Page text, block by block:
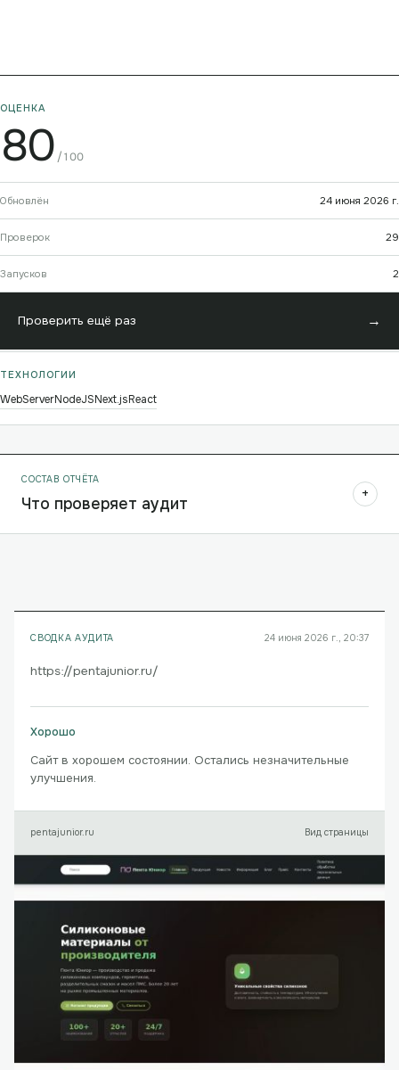
ОЦЕНКА
80 /100
Обновлён 24 июня 2026 г.
Проверок 29
Запусков 2
Проверить ещё раз →
ТЕХНОЛОГИИ
WebServerNodeJSNext.jsReact
СОСТАВ ОТЧЁТА
Что проверяет аудит +
СВОДКА АУДИТА 24 июня 2026 г., 20:37
https://pentajunior.ru/
Хорошо
Сайт в хорошем состоянии. Остались незначительные
улучшения.
pentajunior.ru Вид страницы